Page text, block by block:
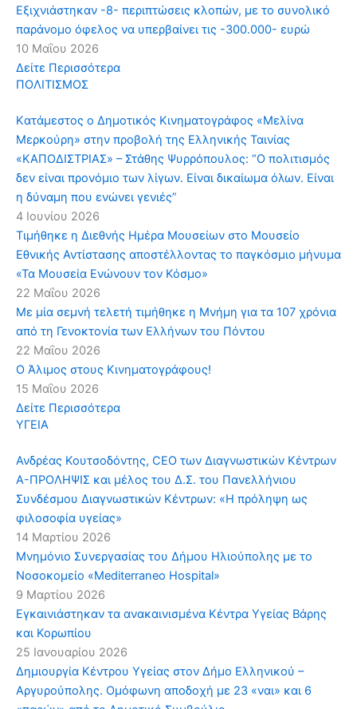
Εξιχνιάστηκαν -8- περιπτώσεις κλοπών, με το συνολικό
παράνομο όφελος να υπερβαίνει τις -300.000- ευρώ
10 Μαΐου 2026
Δείτε Περισσότερα
ΠΟΛΙΤΙΣΜΟΣ
Kατάμεστος ο Δημοτικός Κινηματογράφος «Μελίνα
Μερκούρη» στην προβολή της Ελληνικής Ταινίας
«ΚΑΠΟΔΙΣΤΡΙΑΣ» – Στάθης Ψυρρόπουλος: “Ο πολιτισμός
δεν είναι προνόμιο των λίγων. Είναι δικαίωμα όλων. Είναι
η δύναμη που ενώνει γενιές”
4 Ιουνίου 2026
Τιμήθηκε η Διεθνής Ημέρα Μουσείων στο Μουσείο
Εθνικής Αντίστασης αποστέλλοντας το παγκόσμιο μήνυμα
«Τα Μουσεία Ενώνουν τον Κόσμο»
22 Μαΐου 2026
Με μία σεμνή τελετή τιμήθηκε η Μνήμη για τα 107 χρόνια
από τη Γενοκτονία των Ελλήνων του Πόντου
22 Μαΐου 2026
Ο Άλιμος στους Κινηματογράφους!
15 Μαΐου 2026
Δείτε Περισσότερα
ΥΓΕΙΑ
Ανδρέας Κουτσοδόντης, CEO των Διαγνωστικών Κέντρων
Α-ΠΡΟΛΗΨΙΣ και μέλος του Δ.Σ. του Πανελλήνιου
Συνδέσμου Διαγνωστικών Κέντρων: «Η πρόληψη ως
φιλοσοφία υγείας»
14 Μαρτίου 2026
Μνημόνιο Συνεργασίας του Δήμου Ηλιούπολης με το
Νοσοκομείο «Mediterraneo Hospital»
9 Μαρτίου 2026
Εγκαινιάστηκαν τα ανακαινισμένα Κέντρα Υγείας Βάρης
και Κορωπίου
25 Ιανουαρίου 2026
Δημιουργία Κέντρου Υγείας στον Δήμο Ελληνικού –
Αργυρούπολης. Ομόφωνη αποδοχή με 23 «ναι» και 6